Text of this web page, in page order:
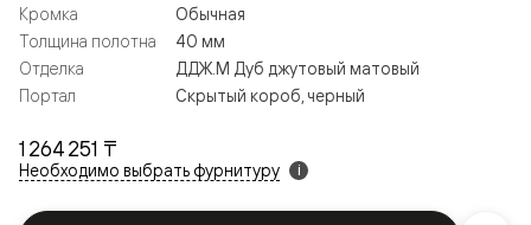
1 264 251 ₸
Необходимо выбрать фурнитуру i
Кромка
Обычная
Толщина полотна
40 мм
Отделка
ДДЖ.М Дуб джутовый матовый
Портал
Скрытый короб, черный